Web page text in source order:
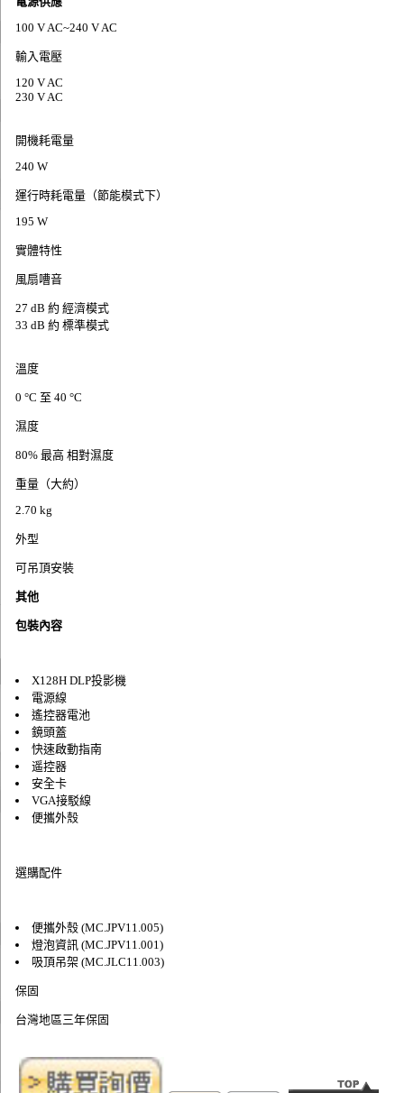
100 V AC~240 V AC
輸入電壓
120 V AC
230 V AC
開機耗電量
240 W
運行時耗電量（節能模式下）
195 W
實體特性
風扇嘈音
27 dB 約 經濟模式
33 dB 約 標準模式
溫度
0 °C 至 40 °C
濕度
80% 最高 相對濕度
重量（大約）
2.70 kg
外型
可吊頂安裝
其他
包裝內容
X128H DLP投影機
電源線
遙控器電池
鏡頭蓋
快速啟動指南
遥控器
安全卡
VGA接駁線
便攜外殼
選購配件
便攜外殼 (MC.JPV11.005)
燈泡資訊 (MC.JPV11.001)
吸頂吊架 (MC.JLC11.003)
保固
台灣地區三年保固